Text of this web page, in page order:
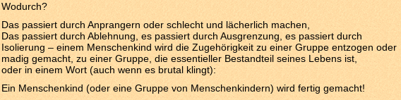
Wodurch?
Das passiert durch Anprangern oder schlecht und lächerlich machen,
Das passiert durch Ablehnung, es passiert durch Ausgrenzung, es passiert durch
Isolierung – einem Menschenkind wird die Zugehörigkeit zu einer Gruppe entzogen oder
madig gemacht, zu einer Gruppe, die essentieller Bestandteil seines Lebens ist,
oder in einem Wort (auch wenn es brutal klingt):
Ein Menschenkind (oder eine Gruppe von Menschenkindern) wird fertig gemacht!